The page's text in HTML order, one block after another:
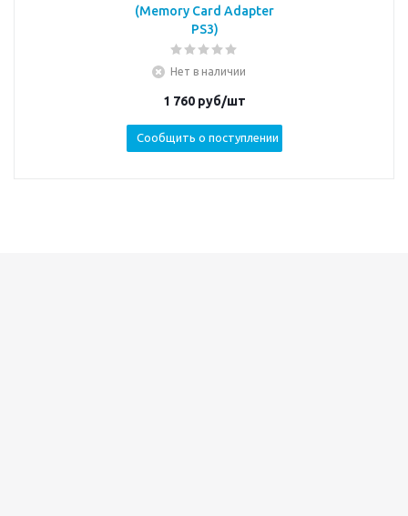
(Memory Card Adapter
PS3)
Нет в наличии
1 760 руб/шт
Сообщить о поступлении